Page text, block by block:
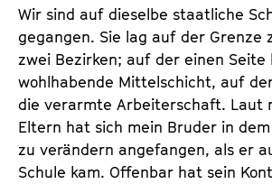
Wir sind auf dieselbe staatliche
gegangen. Sie lag auf der Grenze
zwei Bezirken; auf der einen Seite
wohlhabende Mittelschicht, auf
die verarmte Arbeiterschaft. Laut
Eltern hat sich mein Bruder in
zu verändern angefangen, als er
Schule kam. Offenbar hat sein